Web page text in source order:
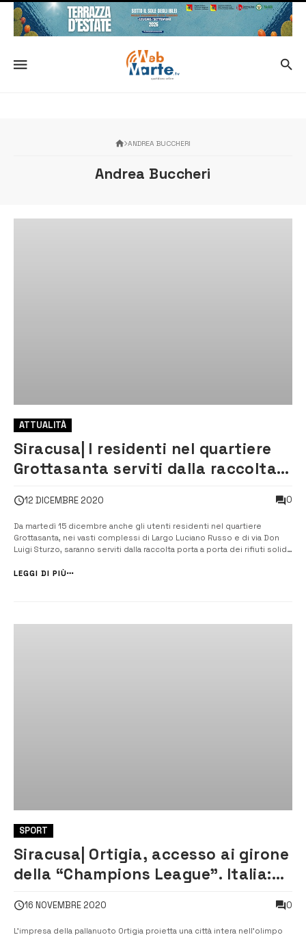
ANDREA BUCCHERI
Andrea Buccheri
ATTUALITÀ
Siracusa| I residenti nel quartiere
Grottasanta serviti dalla raccolta
12 DICEMBRE 2020 0
Da martedì 15 dicembre anche gli utenti residenti nel quartiere
Grottasanta, nei vasti complessi di Largo Luciano Russo e di via Don
Luigi Sturzo, saranno serviti dalla raccolta porta a porta dei rifiuti solidi
rispettare la nota del Dipartimento Acque e Rifiuti del 20/11/2020,
LEGGI DI PIÙ
SPORT
Siracusa| Ortigia, accesso ai girone
della “Champions League”. Italia:
16 NOVEMBRE 2020 0
L’impresa della pallanuoto Ortigia proietta una città intera nell’olimpo